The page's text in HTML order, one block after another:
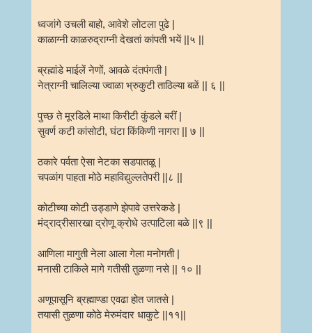
ध्वजांगे उचली बाहो, आवेशे लोटला पुढे |
काळाग्नी काळरुद्राग्नी देखतां कांपती भयें ||५ ||
ब्रह्मांडे माईलें नेणों, आवळे दंतपंगती |
नेत्राग्नी चालिल्या ज्वाळा भ्रुकुटी ताठिल्या बळें || ६ ||
पुच्छ ते मूरडिले माथा किरीटी कुंडले बरीं |
सुवर्ण कटी कांसोटी, घंटा किंकिणी नागरा || ७ ||
ठकारे पर्वता ऐसा नेटका सडपातळू |
चपळांग पाहता मोठे महाविद्युल्लतेपरी ||८ ||
कोटीच्या कोटी उड्डाणे झेपावे उत्तरेकडे |
मंद्राद्रीसारखा द्रोणू क्रोधे उत्पाटिला बळे ||९ ||
आणिला मागुती नेला आला गेला मनोगती |
मनासी टाकिले मागे गतीसी तुळणा नसे || १० ||
अणूपासूनि ब्रह्माण्डा एवढा होत जातसे |
तयासी तुळणा कोठे मेरुमंदार धाकुटे ||११||